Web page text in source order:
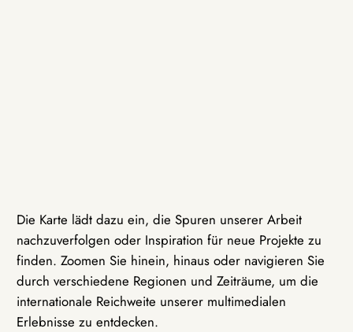
Die Karte lädt dazu ein, die Spuren unserer Arbeit
nachzuverfolgen oder Inspiration für neue Projekte zu
finden. Zoomen Sie hinein, hinaus oder navigieren Sie
durch verschiedene Regionen und Zeiträume, um die
internationale Reichweite unserer multimedialen
Erlebnisse zu entdecken.